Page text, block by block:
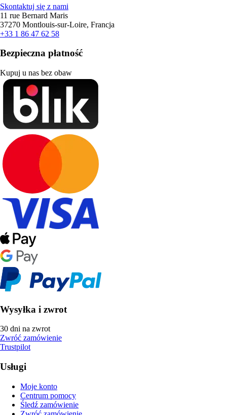
Skontaktuj się z nami
11 rue Bernard Maris
37270 Montlouis-sur-Loire, Francja
+33 1 86 47 62 58
Bezpieczna płatność
Kupuj u nas bez obaw
Wysyłka i zwrot
30 dni na zwrot
Zwróć zamówienie
Trustpilot
Usługi
Moje konto
Centrum pomocy
Śledź zamówienie